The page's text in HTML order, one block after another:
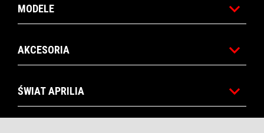
MODELE
AKCESORIA
ŚWIAT APRILIA